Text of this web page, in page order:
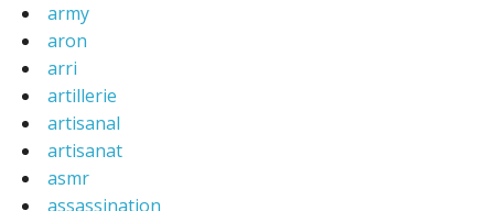
army
aron
arri
artillerie
artisanal
artisanat
asmr
assassination